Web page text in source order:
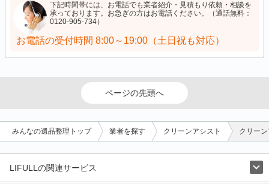
下記時間帯には、お電話でも業者紹介・見積もり依頼・相談を
承っております。お急ぎの方はお電話ください。（通話無料：
0120-905-734）
お電話の受付時間 8:00～19:00（土日祝も対応）
ページの先頭へ
みんなの遺品整理トップ 業者を探す クリーンアシスト クリー
LIFULLの関連サービス